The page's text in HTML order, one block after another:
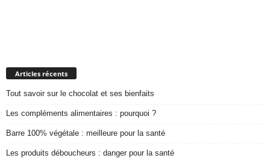
Articles récents
Tout savoir sur le chocolat et ses bienfaits
Les compléments alimentaires : pourquoi ?
Barre 100% végétale : meilleure pour la santé
Les produits déboucheurs : danger pour la santé